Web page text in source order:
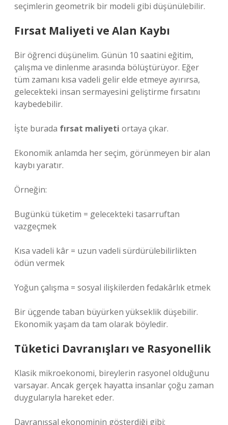
seçimlerin geometrik bir modeli gibi düşünülebilir.
Fırsat Maliyeti ve Alan Kaybı
Bir öğrenci düşünelim. Günün 10 saatini eğitim,
çalışma ve dinlenme arasında bölüştürüyor. Eğer
tüm zamanı kısa vadeli gelir elde etmeye ayırırsa,
gelecekteki insan sermayesini geliştirme fırsatını
kaybedebilir.
İşte burada fırsat maliyeti ortaya çıkar.
Ekonomik anlamda her seçim, görünmeyen bir alan
kaybı yaratır.
Örneğin:
Bugünkü tüketim = gelecekteki tasarruftan
vazgeçmek
Kısa vadeli kâr = uzun vadeli sürdürülebilirlikten
ödün vermek
Yoğun çalışma = sosyal ilişkilerden fedakârlık etmek
Bir üçgende taban büyürken yükseklik düşebilir.
Ekonomik yaşam da tam olarak böyledir.
Tüketici Davranışları ve Rasyonellik
Klasik mikroekonomi, bireylerin rasyonel olduğunu
varsayar. Ancak gerçek hayatta insanlar çoğu zaman
duygularıyla hareket eder.
Davranışsal ekonominin gösterdiği gibi: